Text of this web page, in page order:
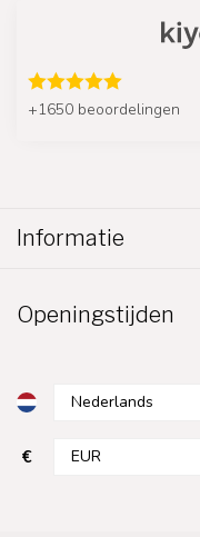
+1650 beoordelingen
Informatie
Openingstijden
€